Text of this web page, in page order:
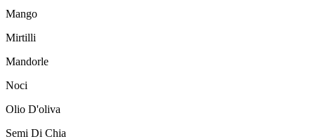
Mango
Mirtilli
Mandorle
Noci
Olio D'oliva
Semi Di Chia